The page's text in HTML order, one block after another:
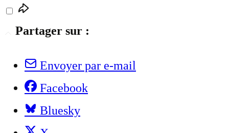
Partager sur :
Envoyer par e-mail
Facebook
Bluesky